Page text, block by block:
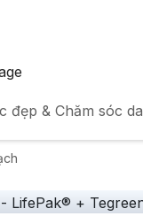
đẹp & Chăm sóc da